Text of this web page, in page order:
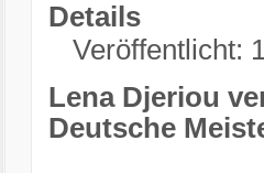
Details
Veröffentlicht:
Lena Djeriou
Deutsche